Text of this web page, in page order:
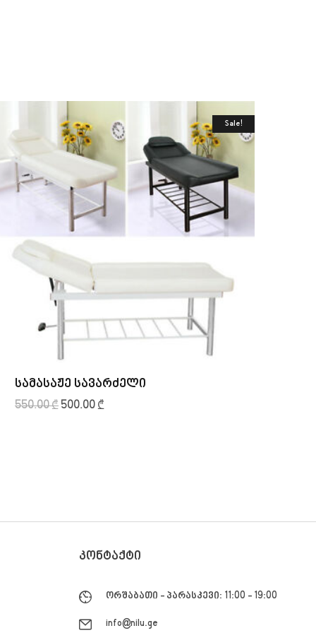
Sale!
სამასაჟე სავარძელი
550.00₾ 500.00 ₾
ᲙᲝᲜᲢᲐᲥᲢᲘ
ორშაბათი - პარასკევი: 11:00 - 19:00
info@nilu.ge